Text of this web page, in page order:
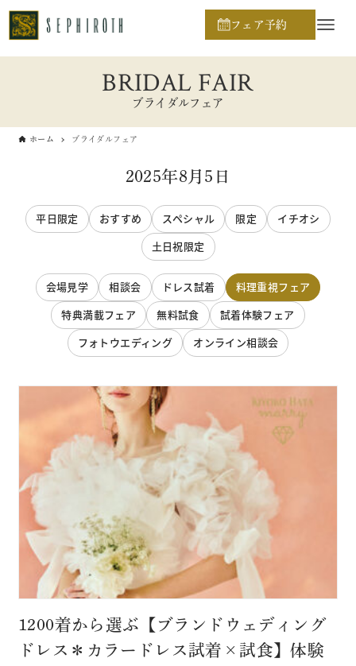
フェア予約
BRIDAL FAIR
ブライダルフェア
ホーム ブライダルフェア
2025年8月5日
平日限定 おすすめ スペシャル 限定
イチオシ
土日祝限定
会場見学 相談会 ドレス試着
料理重視フェア
特典満載フェア
無料試食
試着体験フェア
フォトウエディング
オンライン相談会
1200着から選ぶ【ブランドウェディング
ドレス＊カラードレス試着×試食】体験